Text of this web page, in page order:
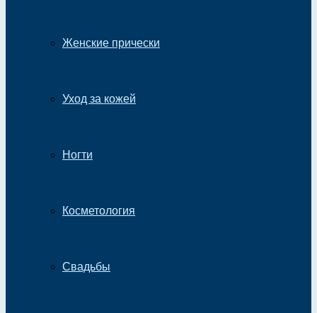
Женские прически
Уход за кожей
Ногти
Косметология
Свадьбы